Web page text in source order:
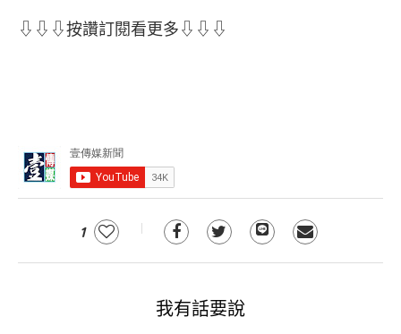
⇩⇩⇩按讚訂閱看更多⇩⇩⇩
1
我有話要說